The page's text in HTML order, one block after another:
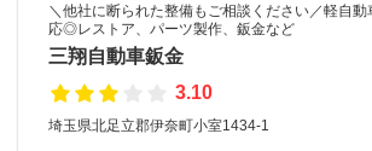
＼他社に断られた整備もご相談ください／軽自
応◎レストア、パーツ製作、鈑金など
三翔自動車鈑金
3.10
埼玉県北足立郡伊奈町小室1434-1